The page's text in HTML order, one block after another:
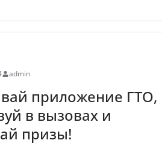
admin
приложение ГТО,
в вызовах и
призы!